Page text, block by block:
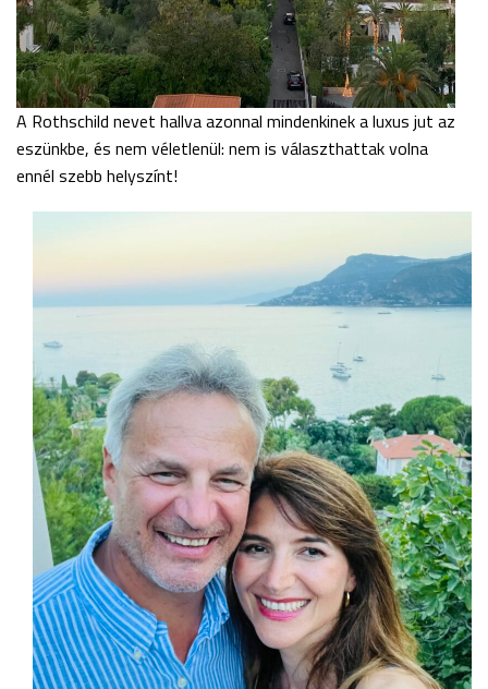
A Rothschild nevet hallva azonnal mindenkinek a luxus jut az
eszünkbe, és nem véletlenül: nem is választhattak volna
ennél szebb helyszínt!